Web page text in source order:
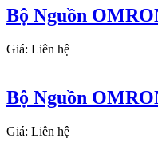
Bộ Nguồn
Giá: Liên hệ
Bộ Nguồn
Giá: Liên hệ